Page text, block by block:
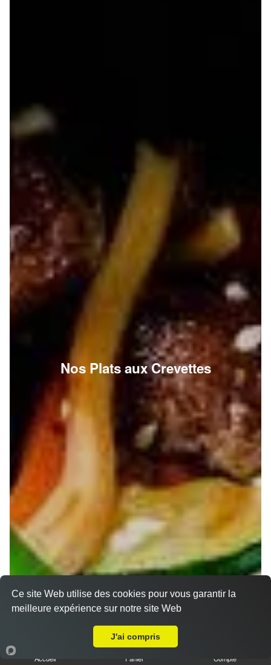
Nos Plats aux Crevettes
Accueil Panier Compte
Ce site Web utilise des cookies pour vous garantir la
meilleure expérience sur notre site Web
J'ai compris